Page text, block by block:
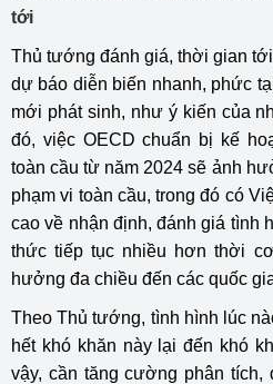
tới
Thủ tướng đánh giá, thời gian
dự báo diễn biến nhanh, phức
mới phát sinh, như ý kiến của
đó, việc OECD chuẩn bị kế
toàn cầu từ năm 2024 sẽ ảnh
phạm vi toàn cầu, trong đó có
cao về nhận định, đánh giá tình
thức tiếp tục nhiều hơn thời
hưởng đa chiều đến các quốc
Theo Thủ tướng, tình hình lúc
hết khó khăn này lại đến khó
vậy, cần tăng cường phân